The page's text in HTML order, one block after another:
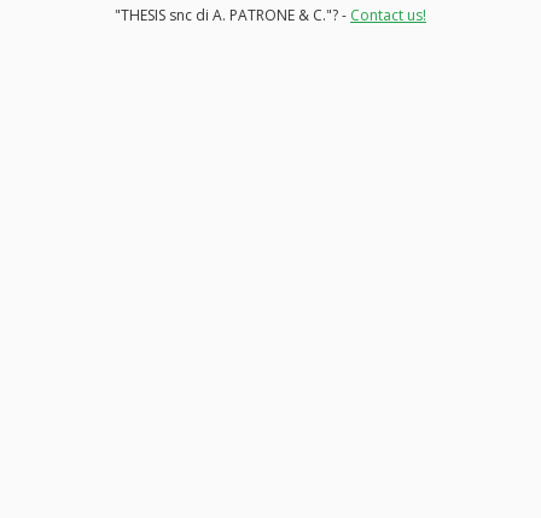
"THESIS snc di A. PATRONE & C."? - Contact us!